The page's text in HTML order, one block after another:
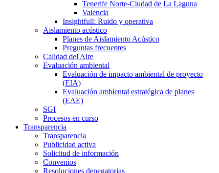
Tenerife Norte-Ciudad de La Laguna
Valencia
Insightfull: Ruido y operativa
Aislamiento acústico
Planes de Aislamiento Acústico
Preguntas frecuentes
Calidad del Aire
Evaluación ambiental
Evaluación de impacto ambiental de proyecto
(EIA)
Evaluación ambiental estratégica de planes
(EAE)
SGI
Procesos en curso
Transparencia
Transparencia
Publicidad activa
Solicitud de información
Convenios
Resoluciones denegatorias